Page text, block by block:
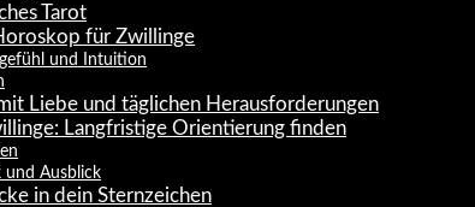
Tarot
für Zwillinge
und Intuition
Liebe und täglichen Herausforderungen
Langfristige Orientierung finden
und Ausblick
in dein Sternzeichen